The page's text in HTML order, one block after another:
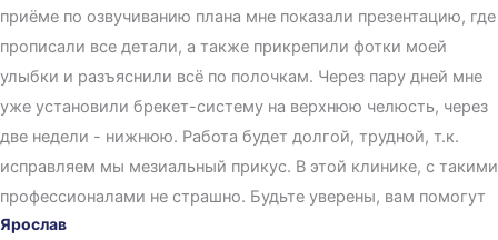
приёме по озвучиванию плана мне показали презентацию, где
прописали все детали, а также прикрепили фотки моей
улыбки и разъяснили всё по полочкам. Через пару дней мне
уже установили брекет-систему на верхнюю челюсть, через
две недели - нижнюю. Работа будет долгой, трудной, т.к.
исправляем мы мезиальный прикус. В этой клинике, с такими
профессионалами не страшно. Будьте уверены, вам помогут
Ярослав